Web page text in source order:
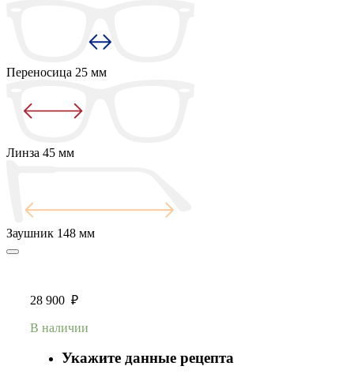
Переносица 25 мм
Линза 45 мм
Заушник 148 мм
28 900 ₽
В наличии
Укажите данные рецепта